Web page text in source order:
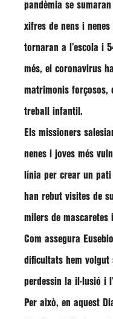
pandèmia se
xifres de nens i nenes
tornaran a l’escola i
més, el coronavirus
matrimonis forçosos,
treball infantil .
Els missioners
nenes i joves més
línia per crear un
han rebut visites de
milers de mascaretes
Com assegura
dificultats hem volgut
perdessin la il·lusió i
Per això, en aquest